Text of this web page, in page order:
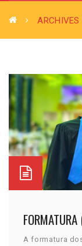
ARCHIVES
A formatura